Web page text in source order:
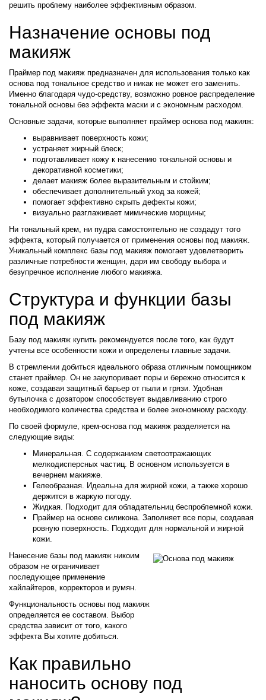
решить проблему наиболее эффективным образом.
Назначение основы под
макияж
Праймер под макияж предназначен для использования только как
основа под тональное средство и никак не может его заменить.
Именно благодаря чудо-средству, возможно ровное распределение
тональной основы без эффекта маски и с экономным расходом.
Основные задачи, которые выполняет праймер основа под макияж:
выравнивает поверхность кожи;
устраняет жирный блеск;
подготавливает кожу к нанесению тональной основы и
декоративной косметики;
делает макияж более выразительным и стойким;
обеспечивает дополнительный уход за кожей;
помогает эффективно скрыть дефекты кожи;
визуально разглаживает мимические морщины;
Ни тональный крем, ни пудра самостоятельно не создадут того
эффекта, который получается от применения основы под макияж.
Уникальный комплекс базы под макияж помогает удовлетворить
различные потребности женщин, даря им свободу выбора и
безупречное исполнение любого макияжа.
Структура и функции базы
под макияж
Базу под макияж купить рекомендуется после того, как будут
учтены все особенности кожи и определены главные задачи.
В стремлении добиться идеального образа отличным помощником
станет праймер. Он не закупоривает поры и бережно относится к
коже, создавая защитный барьер от пыли и грязи. Удобная
бутылочка с дозатором способствует выдавливанию строго
необходимого количества средства и более экономному расходу.
По своей формуле, крем-основа под макияж разделяется на
следующие виды:
Минеральная. С содержанием светоотражающих
мелкодисперсных частиц. В основном используется в
вечернем макияже.
Гелеобразная. Идеальна для жирной кожи, а также хорошо
держится в жаркую погоду.
Жидкая. Подходит для обладательниц беспроблемной кожи.
Праймер на основе силикона. Заполняет все поры, создавая
ровную поверхность. Подходит для нормальной и жирной
кожи.
Нанесение базы под макияж никоим
образом не ограничивает
последующее применение
хайлайтеров, корректоров и румян.
Функциональность основы под макияж
определяется ее составом. Выбор
средства зависит от того, какого
эффекта Вы хотите добиться.
Как правильно
наносить основу под